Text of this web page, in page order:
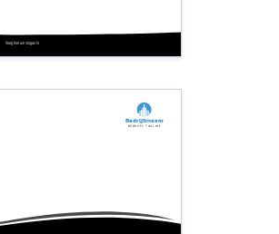
Voeg hier uw slogan in
Bedrijfsnaam
Bedrijfs tagline